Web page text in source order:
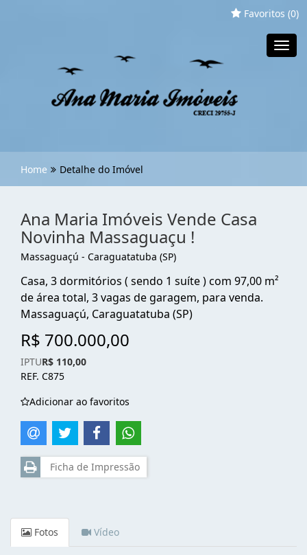
Favoritos (0)
Home Detalhe do Imóvel
Ana Maria Imóveis Vende Casa
Novinha Massaguaçu !
Massaguaçú - Caraguatatuba (SP)
Casa, 3 dormitórios ( sendo 1 suíte ) com 97,00 m²
de área total, 3 vagas de garagem, para venda.
Massaguaçú, Caraguatatuba (SP)
R$ 700.000,00
IPTUR$ 110,00
REF. C875
Adicionar ao favoritos
Ficha de Impressão
Fotos Vídeo